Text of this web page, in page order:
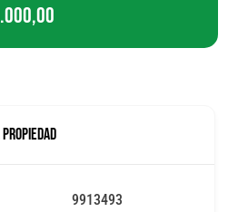
9913493